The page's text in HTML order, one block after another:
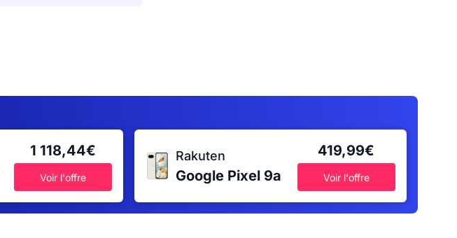
1 118,44€
Voir l'offre
Rakuten
Google Pixel 9a
419,99€
Voir l'offre